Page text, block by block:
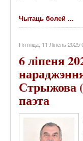
Чытаць болей ...
Пятніца, 11 Ліпень 2025
6 ліпеня
Стрыжова
паэта